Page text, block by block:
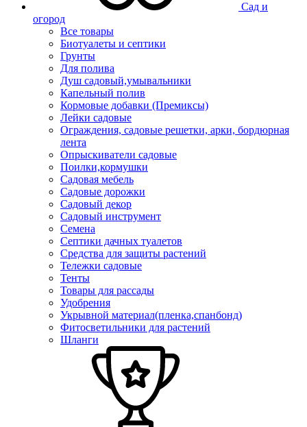
Сад и
огород
Все товары
Биотуалеты и септики
Грунты
Для полива
Душ садовый,умывальники
Капельный полив
Кормовые добавки (Премиксы)
Лейки садовые
Ограждения, садовые решетки, арки, бордюрная
лента
Опрыскиватели садовые
Поилки,кормушки
Садовая мебель
Садовые дорожки
Садовый декор
Садовый инструмент
Семена
Септики дачных туалетов
Средства для защиты растений
Тележки садовые
Тенты
Товары для рассады
Удобрения
Укрывной материал(пленка,спанбонд)
Фитосветильники для растений
Шланги